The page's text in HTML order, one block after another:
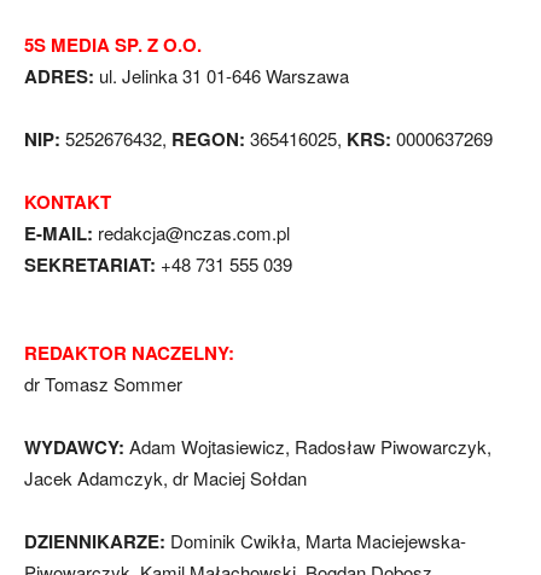
5S MEDIA SP. Z O.O.
ADRES: ul. Jelinka 31 01-646 Warszawa
NIP: 5252676432, REGON: 365416025, KRS: 0000637269
KONTAKT
E-MAIL: redakcja@nczas.com.pl
SEKRETARIAT: +48 731 555 039
REDAKTOR NACZELNY:
dr Tomasz Sommer
WYDAWCY: Adam Wojtasiewicz, Radosław Piwowarczyk,
Jacek Adamczyk, dr Maciej Sołdan
DZIENNIKARZE: Dominik Cwikła, Marta Maciejewska-